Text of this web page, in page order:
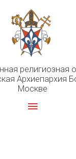
религиозная
Архиепархия
Москве
Главное